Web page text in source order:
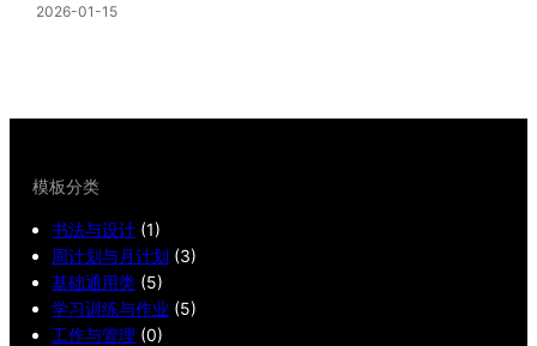
2026-01-15
模板分类
书法与设计 (1)
周计划与月计划 (3)
基础通用类 (5)
学习训练与作业 (5)
工作与管理 (0)